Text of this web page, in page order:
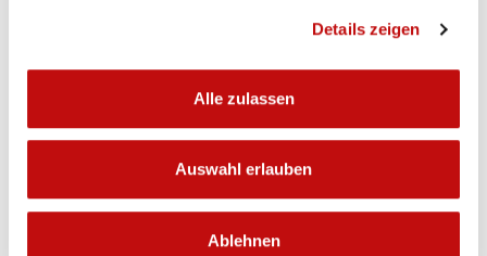
Details zeigen
Alle zulassen
Auswahl erlauben
Ablehnen
schnell verlängern oder das Rad ins Schlingern
Untergrund stets im Blick behalten und die
Bremskraft sensibel dosieren. Ein wichtiger Schritt
kalten Temperaturen können Brems- und Schaltzüge
einfrieren, daher sollten vor allem die Bremszüge